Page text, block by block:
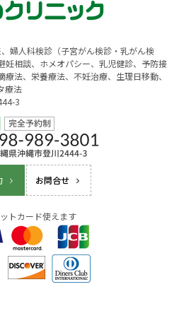
婦人科検診（子宮がん検診・乳がん検
妊相談、ホメオパシー、乳児健診、予防接
法、栄養療法、不妊治療、生理日移動、
療法
3
お問合せ
トカード使えます